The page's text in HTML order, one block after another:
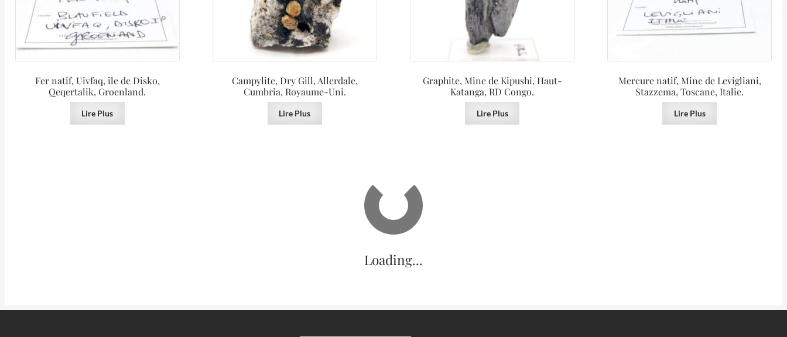
Fer natif, Uivfaq, île de Disko,
Qeqertalik, Groenland.
Lire Plus
Campylite, Dry Gill, Allerdale,
Cumbria, Royaume-Uni.
Lire Plus
Graphite, Mine de Kipushi, Haut-
Katanga, RD Congo.
Lire Plus
Mercure natif, Mine de Levigliani,
Stazzema, Toscane, Italie.
Lire Plus